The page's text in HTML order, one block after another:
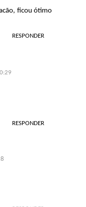
ficou ótimo
RESPONDER
RESPONDER